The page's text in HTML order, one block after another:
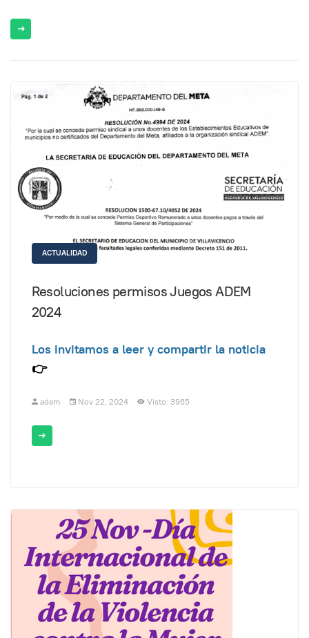
ACTUALIDAD
Resoluciones permisos Juegos ADEM
2024
Los invitamos a leer y compartir la noticia
👉
adem Nov 22, 2024 Visto: 3965